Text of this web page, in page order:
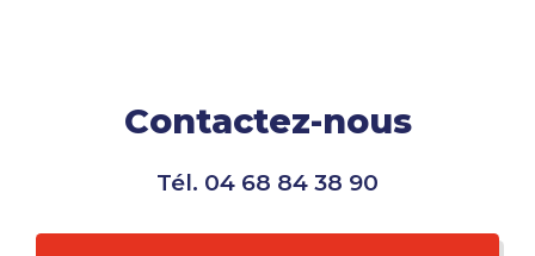
Contactez-nous
Tél. 04 68 84 38 90